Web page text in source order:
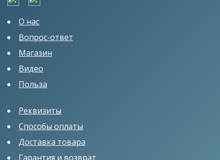
О нас
Вопрос-ответ
Магазин
Видео
Польза
Реквизиты
Способы оплаты
Доставка товара
Гарантия и возврат